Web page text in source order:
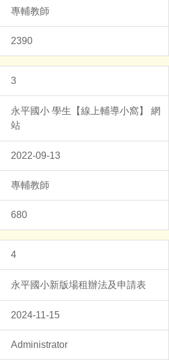
專輔教師
2390
3
永平國小 學生【線上輔導小窩】 網
站
2022-09-13
專輔教師
680
4
永平國小新版場租辦法及申請表
2024-11-15
Administrator